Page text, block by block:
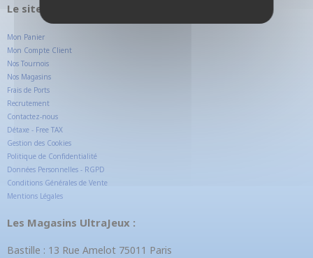
Le site internet UltraJeux.com
Mon Panier
Mon Compte Client
Nos Tournois
Nos Magasins
Frais de Ports
Recrutement
Contactez-nous
Détaxe - Free TAX
Gestion des Cookies
Politique de Confidentialité
Données Personnelles - RGPD
Conditions Générales de Vente
Mentions Légales
Les Magasins UltraJeux :
Bastille : 13 Rue Amelot 75011 Paris